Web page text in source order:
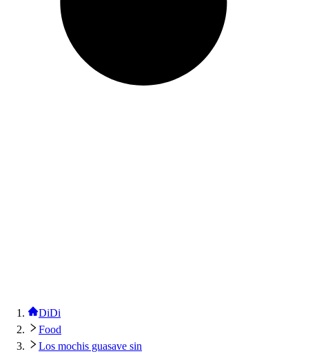
DiDi
Food
Los mochis guasave sin